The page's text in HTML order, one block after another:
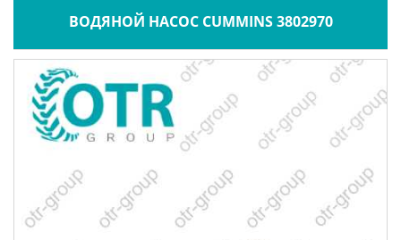
ВОДЯНОЙ НАСОС CUMMINS 3802970